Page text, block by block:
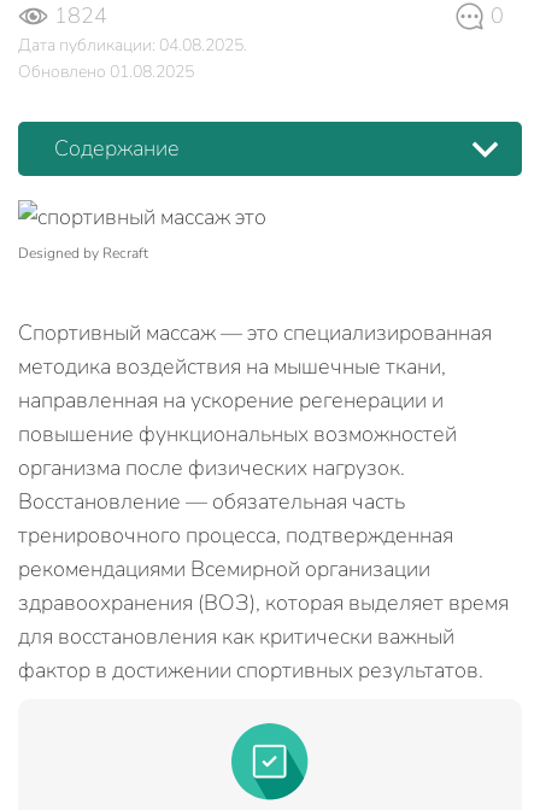
1824 0
Дата публикации: 04.08.2025.
Обновлено 01.08.2025
Содержание
Designed by Recraft
Спортивный массаж — это специализированная
методика воздействия на мышечные ткани,
направленная на ускорение регенерации и
повышение функциональных возможностей
организма после физических нагрузок.
Восстановление — обязательная часть
тренировочного процесса, подтвержденная
рекомендациями Всемирной организации
здравоохранения (ВОЗ), которая выделяет время
для восстановления как критически важный
фактор в достижении спортивных результатов.